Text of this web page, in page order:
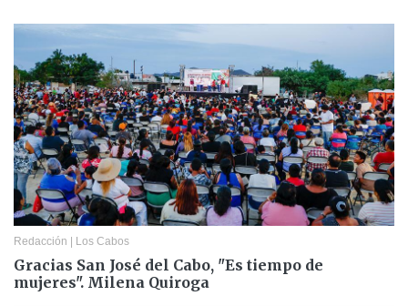
Redacción | Los Cabos
Gracias San José del Cabo, "Es tiempo de
mujeres". Milena Quiroga